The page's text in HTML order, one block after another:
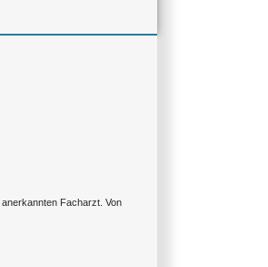
Facharzt. Von